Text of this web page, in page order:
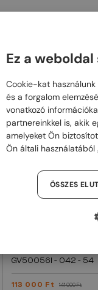
48/72 -20%
EGYFÓKUSZÚ LENCSÉVEL
GV50056I - 042 - 54
113 000 Ft 141 000 Ft
Ez a
Cookie-kat
és a forgalom
vonatkozó
partnereinkkel is, akik
amelyeket Ön
Ön általi
ÖSSZES